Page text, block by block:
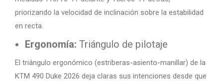
priorizando la velocidad de inclinación sobre la estabilidad
en recta.
Ergonomía: Triángulo de pilotaje
El triángulo ergonómico (estriberas-asiento-manillar) de la
KTM 490 Duke 2026 deja claras sus intenciones desde que